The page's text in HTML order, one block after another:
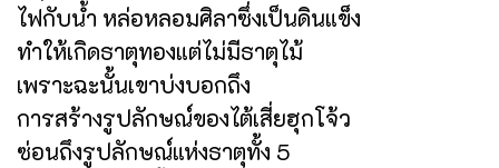
ไฟกับน้ำ หล่อหลอมศิลาซึ่งเป็นดินแข็ง
ทำให้เกิดธาตุทองแต่ไม่มีธาตุไม้
เพราะฉะนั้นเขาบ่งบอกถึง
การสร้างรูปลักษณ์ของไต้เสี่ยฮุกโจ้ว
ซ่อนถึงรูปลักษณ์แห่งธาตุทั้ง 5